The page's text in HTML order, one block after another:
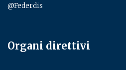
@Federdis
Organi direttivi